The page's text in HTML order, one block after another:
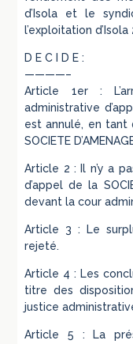
d’Isola et le
l’exploitation d’Isola
D E C I D E :
————–
Article 1er :
administrative
est annulé, en tant
SOCIETE
Article 2 : Il n’y a
d’appel de la
devant la cour
Article 3 : Le
rejeté.
Article 4 : Les
titre des
justice
Article 5 : La